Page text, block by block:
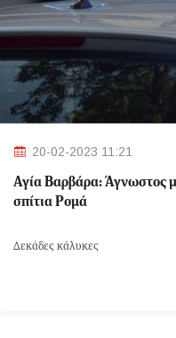
20-02-2023 11:21
Αγία Βαρβάρα: Άγνωστος
σπίτια Ρομά
Δεκάδες κάλυκες